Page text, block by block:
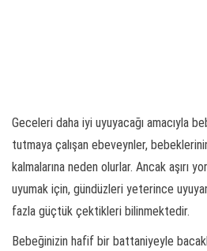
Geceleri daha iyi uyuyacağı amacıyla
tutmaya çalışan ebeveynler,
kalmalarına neden olurlar. Ancak aşırı
uyumak için, gündüzleri yeterince
fazla güçtük çektikleri bilinmektedir.
Bebeğinizin hafif bir battaniyeyle